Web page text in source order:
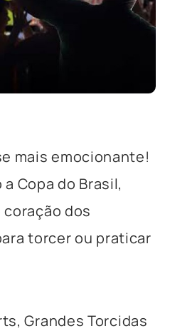
mais emocionante!
Copa do Brasil,
dos
torcer ou praticar
Grandes Torcidas